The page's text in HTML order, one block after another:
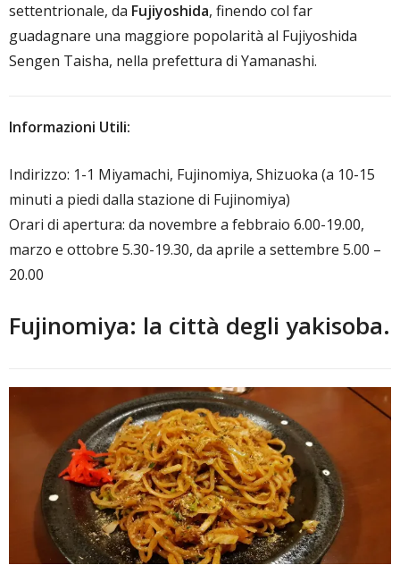
settentrionale, da Fujiyoshida, finendo col far
guadagnare una maggiore popolarità al Fujiyoshida
Sengen Taisha, nella prefettura di Yamanashi.
Informazioni Utili:
Indirizzo: 1-1 Miyamachi, Fujinomiya, Shizuoka (a 10-15
minuti a piedi dalla stazione di Fujinomiya)
Orari di apertura: da novembre a febbraio 6.00-19.00,
marzo e ottobre 5.30-19.30, da aprile a settembre 5.00 –
20.00
Fujinomiya: la città degli yakisoba.